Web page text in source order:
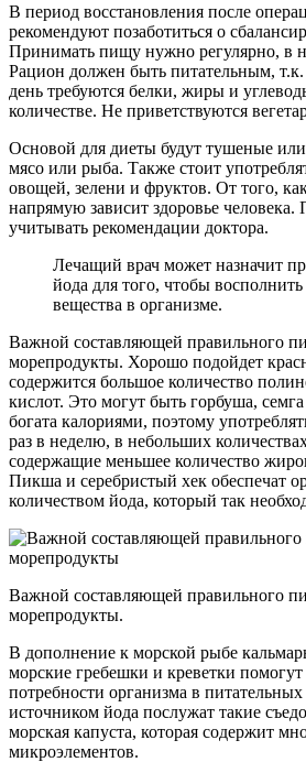
В период восстановления после
рекомендуют позаботиться о
Принимать пищу нужно регулярно, в
Рацион должен быть питательным,
день требуются белки, жиры и
количестве. Не приветствуются
Основой для диеты будут тушеные
мясо или рыба. Также стоит
овощей, зелени и фруктов. От того,
напрямую зависит здоровье человека.
учитывать рекомендации доктора.
Лечащий врач может назначит
йода для того, чтобы восполнить
вещества в организме.
Важной составляющей правильного
морепродукты. Хорошо подойдет
содержится большое количество
кислот. Это могут быть горбуша,
богата калориями, поэтому
раз в неделю, в небольших
содержащие меньшее количество
Пикша и серебристый хек обеспечат
количеством йода, который так
Важной составляющей правильного
морепродукты.
В дополнение к морской рыбе
морские гребешки и креветки помогут
потребности организма в
источником йода послужат такие
морская капуста, которая содержит
микроэлементов.